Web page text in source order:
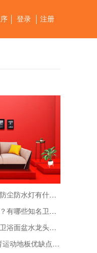
登录 注册
什么是防尘防水灯呢？防尘防水灯有什么特点？
安华卫浴怎么样？安华卫浴面盆水龙头应该如何搭配？